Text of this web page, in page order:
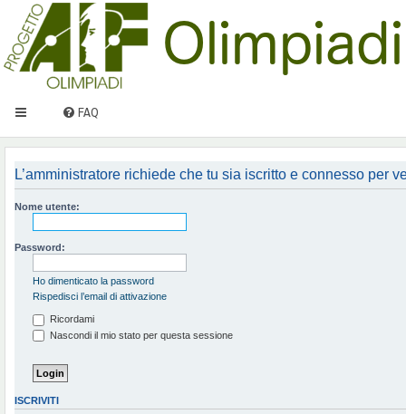
FAQ
L’amministratore richiede che tu sia iscritto e connesso per
Nome utente:
Password:
Ho dimenticato la password
Rispedisci l’email di attivazione
Ricordami
Nascondi il mio stato per questa sessione
ISCRIVITI